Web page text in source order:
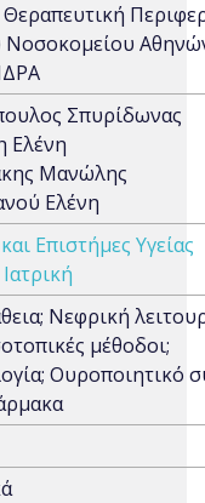
Θεραπευτική
Νοσοκομείου
Σπυρίδωνας
Ελένη
Μανώλης
Ελένη
Επιστήμες Υγείας
Νεφρική
μέθοδοι;
Ουροποιητικό